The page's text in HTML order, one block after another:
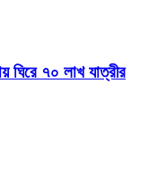
ঘিরে ৭০ লাখ যাত্রীর